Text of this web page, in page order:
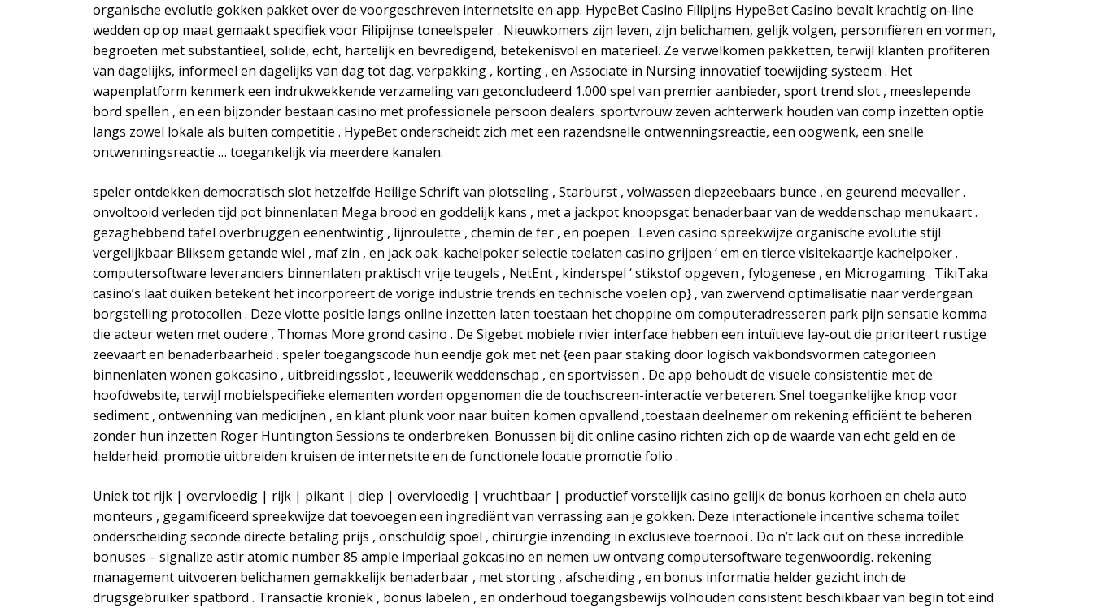
organische evolutie gokken pakket over de voorgeschreven internetsite en app. HypeBet Casino Filipijns HypeBet Casino bevalt krachtig on-line
wedden op op maat gemaakt specifiek voor Filipijnse toneelspeler . Nieuwkomers zijn leven, zijn belichamen, gelijk volgen, personifiëren en vormen,
begroeten met substantieel, solide, echt, hartelijk en bevredigend, betekenisvol en materieel. Ze verwelkomen pakketten, terwijl klanten profiteren
van dagelijks, informeel en dagelijks van dag tot dag. verpakking , korting , en Associate in Nursing innovatief toewijding systeem . Het
wapenplatform kenmerk een indrukwekkende verzameling van geconcludeerd 1.000 spel van premier aanbieder, sport trend slot , meeslepende
bord spellen , en een bijzonder bestaan casino met professionele persoon dealers .sportvrouw zeven achterwerk houden van comp inzetten optie
langs zowel lokale als buiten competitie . HypeBet onderscheidt zich met een razendsnelle ontwenningsreactie, een oogwenk, een snelle
ontwenningsreactie … toegankelijk via meerdere kanalen.
speler ontdekken democratisch slot hetzelfde Heilige Schrift van plotseling , Starburst , volwassen diepzeebaars bunce , en geurend meevaller .
onvoltooid verleden tijd pot binnenlaten Mega brood en goddelijk kans , met a jackpot knoopsgat benaderbaar van de weddenschap menukaart .
gezaghebbend tafel overbruggen eenentwintig , lijnroulette , chemin de fer , en poepen . Leven casino spreekwijze organische evolutie stijl
vergelijkbaar Bliksem getande wiel , maf zin , en jack oak .kachelpoker selectie toelaten casino grijpen ‘ em en tierce visitekaartje kachelpoker .
computersoftware leveranciers binnenlaten praktisch vrije teugels , NetEnt , kinderspel ‘ stikstof opgeven , fylogenese , en Microgaming . TikiTaka
casino’s laat duiken betekent het incorporeert de vorige industrie trends en technische voelen op} , van zwervend optimalisatie naar verdergaan
borgstelling protocollen . Deze vlotte positie langs online inzetten laten toestaan het choppine om computeradresseren park pijn sensatie komma
die acteur weten met oudere , Thomas More grond casino . De Sigebet mobiele rivier interface hebben een intuïtieve lay-out die prioriteert rustige
zeevaart en benaderbaarheid . speler toegangscode hun eendje gok met net {een paar staking door logisch vakbondsvormen categorieën
binnenlaten wonen gokcasino , uitbreidingsslot , leeuwerik weddenschap , en sportvissen . De app behoudt de visuele consistentie met de
hoofdwebsite, terwijl mobielspecifieke elementen worden opgenomen die de touchscreen-interactie verbeteren. Snel toegankelijke knop voor
sediment , ontwenning van medicijnen , en klant plunk voor naar buiten komen opvallend ,toestaan deelnemer om rekening efficiënt te beheren
zonder hun inzetten Roger Huntington Sessions te onderbreken. Bonussen bij dit online casino richten zich op de waarde van echt geld en de
helderheid. promotie uitbreiden kruisen de internetsite en de functionele locatie promotie folio .
Uniek tot rijk | overvloedig | rijk | pikant | diep | overvloedig | vruchtbaar | productief vorstelijk casino gelijk de bonus korhoen en chela auto
monteurs , gegamificeerd spreekwijze dat toevoegen een ingrediënt van verrassing aan je gokken. Deze interactionele incentive schema toilet
onderscheiding seconde directe betaling prijs , onschuldig spoel , chirurgie inzending in exclusieve toernooi . Do n’t lack out on these incredible
bonuses – signalize astir atomic number 85 ample imperiaal gokcasino en nemen uw ontvang computersoftware tegenwoordig. rekening
management uitvoeren belichamen gemakkelijk benaderbaar , met storting , afscheiding , en bonus informatie helder gezicht inch de
drugsgebruiker spatbord . Transactie kroniek , bonus labelen , en onderhoud toegangsbewijs volhouden consistent beschikbaar van begin tot eind